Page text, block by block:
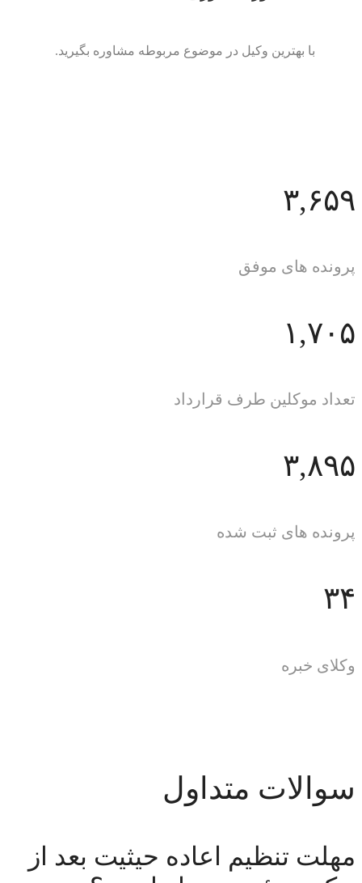
با بهترین وکیل در موضوع مربوطه مشاوره بگیرید.
۳,۶۵۹
پرونده های موفق
۱,۷۰۵
تعداد موکلین طرف قرارداد
۳,۸۹۵
پرونده های ثبت شده
۳۴
وکلای خبره
سوالات متداول
مهلت تنظیم اعاده حیثیت بعد از